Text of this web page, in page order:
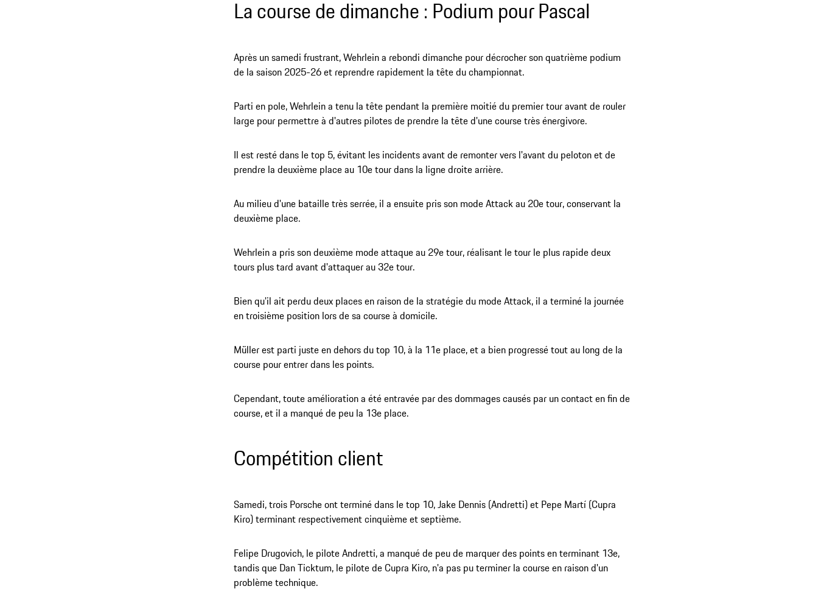
La course de dimanche : Podium pour Pascal
Après un samedi frustrant, Wehrlein a rebondi dimanche pour décrocher son quatrième podium
de la saison 2025-26 et reprendre rapidement la tête du championnat.
Parti en pole, Wehrlein a tenu la tête pendant la première moitié du premier tour avant de rouler
large pour permettre à d'autres pilotes de prendre la tête d'une course très énergivore.
Il est resté dans le top 5, évitant les incidents avant de remonter vers l'avant du peloton et de
prendre la deuxième place au 10e tour dans la ligne droite arrière.
Au milieu d'une bataille très serrée, il a ensuite pris son mode Attack au 20e tour, conservant la
deuxième place.
Wehrlein a pris son deuxième mode attaque au 29e tour, réalisant le tour le plus rapide deux
tours plus tard avant d'attaquer au 32e tour.
Bien qu'il ait perdu deux places en raison de la stratégie du mode Attack, il a terminé la journée
en troisième position lors de sa course à domicile.
Müller est parti juste en dehors du top 10, à la 11e place, et a bien progressé tout au long de la
course pour entrer dans les points.
Cependant, toute amélioration a été entravée par des dommages causés par un contact en fin de
course, et il a manqué de peu la 13e place.
Compétition client
Samedi, trois Porsche ont terminé dans le top 10, Jake Dennis (Andretti) et Pepe Martí (Cupra
Kiro) terminant respectivement cinquième et septième.
Felipe Drugovich, le pilote Andretti, a manqué de peu de marquer des points en terminant 13e,
tandis que Dan Ticktum, le pilote de Cupra Kiro, n'a pas pu terminer la course en raison d'un
problème technique.